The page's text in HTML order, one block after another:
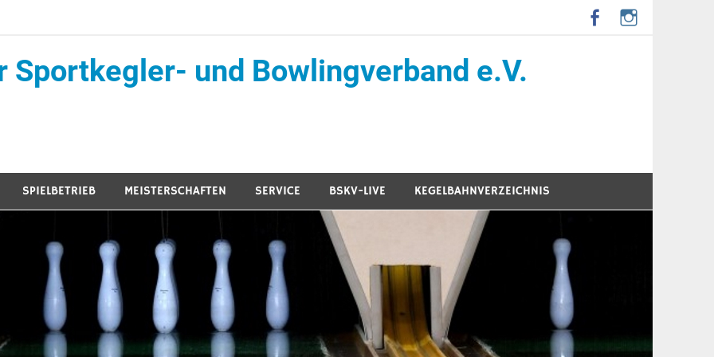
Sportkegler- und Bowlingverband e.V.
SPIELBETRIEB MEISTERSCHAFTEN SERVICE BSKV-LIVE KEGELBAHNVERZEICHNIS